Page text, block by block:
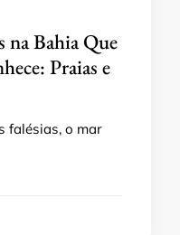
na Bahia Que
Praias e
falésias, o mar